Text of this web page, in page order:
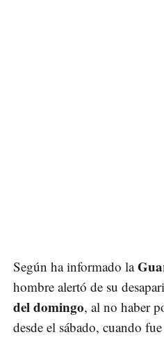
Según ha informado la
hombre alertó de su
del domingo, al no haber
desde el sábado, cuando